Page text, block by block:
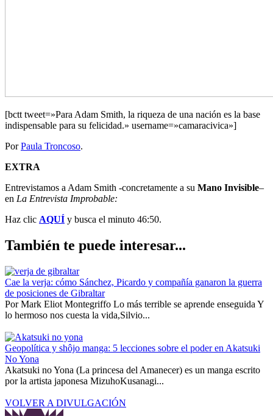
[bctt tweet=»Para Adam Smith, la riqueza de una nación es la base
indispensable para su felicidad.» username=»camaracivica»]
PorPaula Troncoso.
EXTRA
Entrevistamos a Adam Smith -concretamente a su Mano Invisible–
en La Entrevista Improbable:
Haz clic AQUÍ y busca el minuto 46:50.
También te puede interesar...
Cae la verja: cómo Sánchez, Picardo y compañía ganaron la guerra
de posiciones de Gibraltar
Por Mark Eliot Montegriffo Lo más terrible se aprende enseguida Y
lo hermoso nos cuesta la vida,Silvio...
Geopolítica y shôjo manga: 5 lecciones sobre el poder en Akatsuki
No Yona
Akatsuki no Yona (La princesa del Amanecer) es un manga escrito
por la artista japonesa MizuhoKusanagi...
VOLVER A DIVULGACIÓN